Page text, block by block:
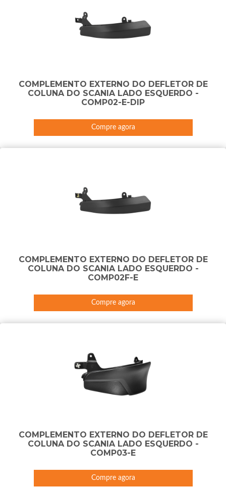
COMPLEMENTO EXTERNO DO DEFLETOR DE
COLUNA DO SCANIA LADO ESQUERDO -
COMP02-E-DIP
Compre agora
COMPLEMENTO EXTERNO DO DEFLETOR DE
COLUNA DO SCANIA LADO ESQUERDO -
COMP02F-E
Compre agora
COMPLEMENTO EXTERNO DO DEFLETOR DE
COLUNA DO SCANIA LADO ESQUERDO -
COMP03-E
Compre agora